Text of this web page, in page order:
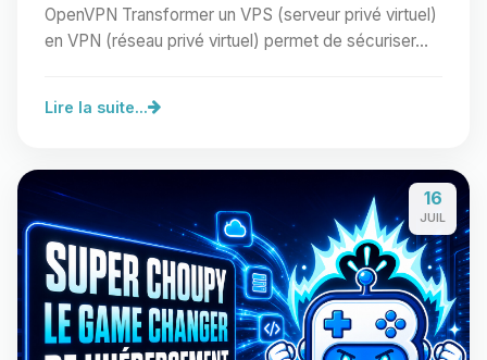
OpenVPN Transformer un VPS (serveur privé virtuel)
en VPN (réseau privé virtuel) permet de sécuriser…
Lire la suite...
16
JUIL